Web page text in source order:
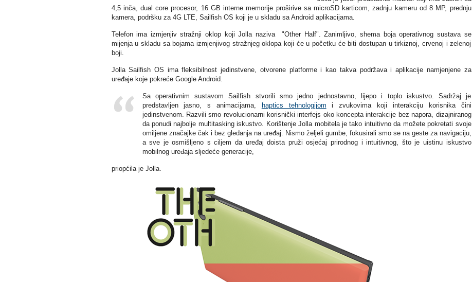
4,5 inča, dual core procesor, 16 GB interne memorije proširive sa microSD karticom, zadnju kameru od 8 MP, prednju
kamera, podršku za 4G LTE, Sailfish OS koji je u skladu sa Android aplikacijama.
Telefon ima izmjenjiv stražnji oklop koji Jolla naziva "Other Half". Zanimljivo, shema boja operativnog sustava se
mijenja u skladu sa bojama izmjenjivog stražnjeg oklopa koji će u početku će biti dostupan u tirkiznoj, crvenoj i zelenoj
boji.
Jolla Sailfish OS ima fleksibilnost jedinstvene, otvorene platforme i kao takva podržava i aplikacije namjenjene za
uređaje koje pokreće Google Android.
Sa operativnim sustavom Sailfish stvorili smo jedno jednostavno, lijepo i toplo iskustvo. Sadržaj je
predstavljen jasno, s animacijama,
haptics tehnologijom i zvukovima koji interakciju korisnika čini
jedinstvenom. Razvili smo revolucionarni korisnički interfejs oko koncepta interakcije bez napora, dizajniranog
da ponudi najbolje multitasking iskustvo. Korištenje Jolla mobitela je tako intuitivno da možete pokretati svoje
omiljene značajke čak i bez gledanja na uređaj. Nismo željeli gumbe, fokusirali smo se na geste za navigaciju,
a sve je osmišljeno s ciljem da uređaj doista pruži osjećaj prirodnog i intuitivnog, što je uistinu iskustvo
mobilnog uređaja sljedeće generacije,
priopćila je Jolla.